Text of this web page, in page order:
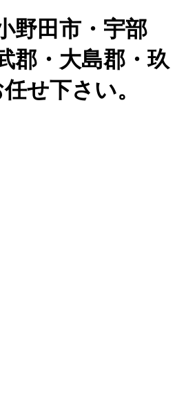
野田市・宇部
郡・大島郡・玖
せ下さい。